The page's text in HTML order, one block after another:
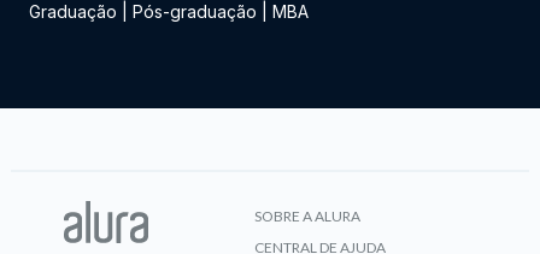
Graduação Pós-graduação MBA
SOBRE A ALURA
CENTRAL DE AJUDA